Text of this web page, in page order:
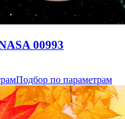
00993
Подбор по параметрам